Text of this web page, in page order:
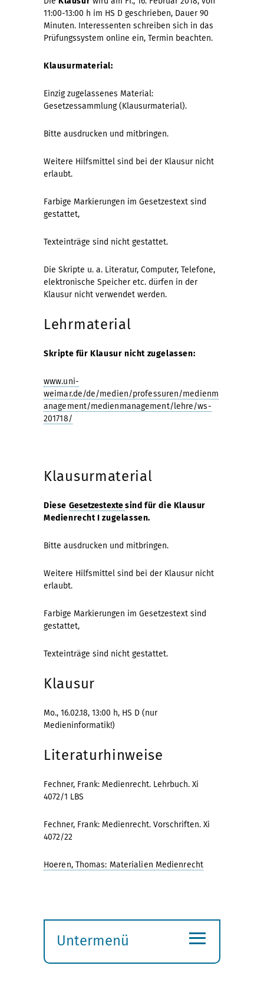
11:00-13:00 h im HS D geschrieben, Dauer 90
Minuten. Interessenten schreiben sich in das
Prüfungssystem online ein, Termin beachten.
Klausurmaterial:
Einzig zugelassenes Material:
Gesetzessammlung (Klausurmaterial).
Bitte ausdrucken und mitbringen.
Weitere Hilfsmittel sind bei der Klausur nicht
erlaubt.
Farbige Markierungen im Gesetzestext sind
gestattet,
Texteinträge sind nicht gestattet.
Die Skripte u. a. Literatur, Computer, Telefone,
elektronische Speicher etc. dürfen in der
Klausur nicht verwendet werden.
Lehrmaterial
Skripte für Klausur nicht zugelassen:
www.uni-
weimar.de/de/medien/professuren/medienm
anagement/medienmanagement/lehre/ws-
201718/
Klausurmaterial
Diese Gesetzestextesind für die Klausur
Medienrecht I zugelassen.
Bitte ausdrucken und mitbringen.
Weitere Hilfsmittel sind bei der Klausur nicht
erlaubt.
Farbige Markierungen im Gesetzestext sind
gestattet,
Texteinträge sind nicht gestattet.
Klausur
Mo., 16.02.18, 13:00 h, HS D (nur
Medieninformatik!)
Literaturhinweise
Fechner, Frank: Medienrecht. Lehrbuch. Xi
4072/1 LBS
Fechner, Frank: Medienrecht. Vorschriften. Xi
4072/22
Hoeren, Thomas: Materialien Medienrecht
Untermenü
≡